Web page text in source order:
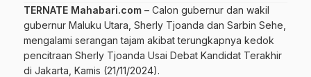
TERNATE Mahabari.com – Calon gubernur dan wakil
gubernur Maluku Utara, Sherly Tjoanda dan Sarbin Sehe,
mengalami serangan tajam akibat terungkapnya kedok
pencitraan Sherly Tjoanda Usai Debat Kandidat Terakhir
di Jakarta, Kamis (21/11/2024).